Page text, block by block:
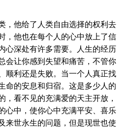
，他给了人类自由选择的权利去
，他也在每个人的心中放上了信
心深处有许多需要。人生的经历
会让你感到失望和痛苦，不管你
顺利还是失败。当一个人真正找
命的安息和归宿。这是多少人的
，看不见的充满爱的天主开放，
心中，使你心中充满平安、喜乐
来世永生的问题，但是现世也使